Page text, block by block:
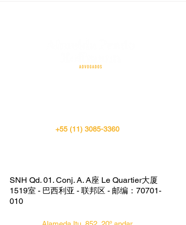
+55 (11) 3085-3360
SNH Qd. 01. Conj. A. A座 Le Quartier大厦
1519室 - 巴西利亚 - 联邦区 - 邮编：70701-
010